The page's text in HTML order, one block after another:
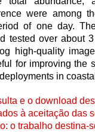
were among
of one day.
tested over about
high-quality
for improving the
in
e o download
à aceitação das
o trabalho destina-